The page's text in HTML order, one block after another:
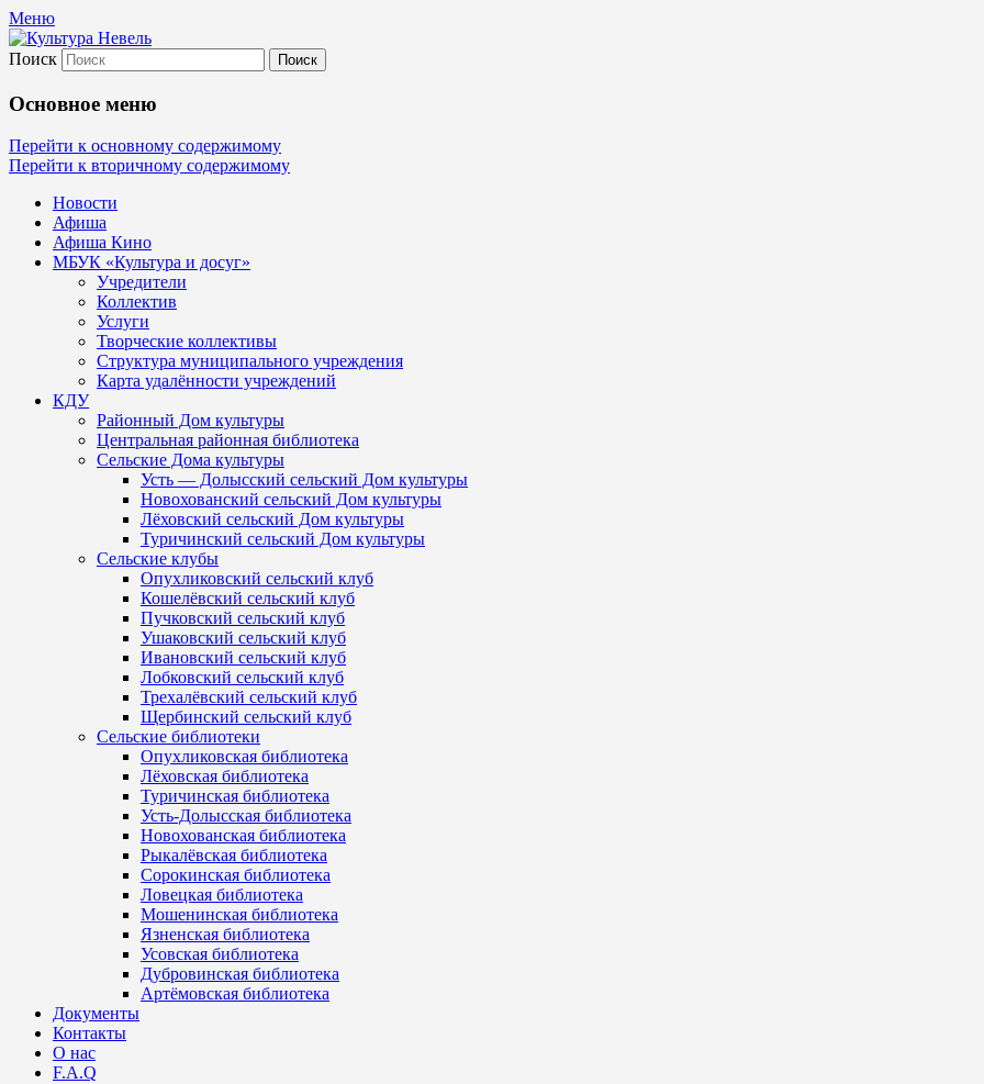
Меню
Культура Невель
МБУК Невельского района "Культура и досуг"
Поиск
Основное меню
Перейти к основному содержимому
Перейти к вторичному содержимому
Новости
Афиша
Афиша Кино
МБУК «Культура и досуг»
Учредители
Коллектив
Услуги
Творческие коллективы
Структура муниципального учреждения
Карта удалённости учреждений
КДУ
Районный Дом культуры
Центральная районная библиотека
Сельские Дома культуры
Усть — Долысский сельский Дом культуры
Новохованский сельский Дом культуры
Лёховский сельский Дом культуры
Туричинский сельский Дом культуры
Сельские клубы
Опухликовский сельский клуб
Кошелёвский сельский клуб
Пучковский сельский клуб
Ушаковский сельский клуб
Ивановский сельский клуб
Лобковский сельский клуб
Трехалёвский сельский клуб
Щербинский сельский клуб
Сельские библиотеки
Опухликовская библиотека
Лёховская библиотека
Туричинская библиотека
Усть-Долысская библиотека
Новохованская библиотека
Рыкалёвская библиотека
Сорокинская библиотека
Ловецкая библиотека
Мошенинская библиотека
Язненская библиотека
Усовская библиотека
Дубровинская библиотека
Артёмовская библиотека
Документы
Контакты
О нас
F.A.Q